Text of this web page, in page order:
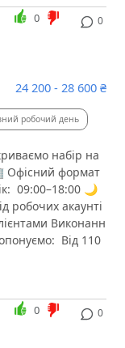
0
0
24 200 - 28 600 ₴
робочий день
набір на
Офісний формат
09:00–18:00 🌙
робочих акаунті
Виконанн
Від 110
0
0